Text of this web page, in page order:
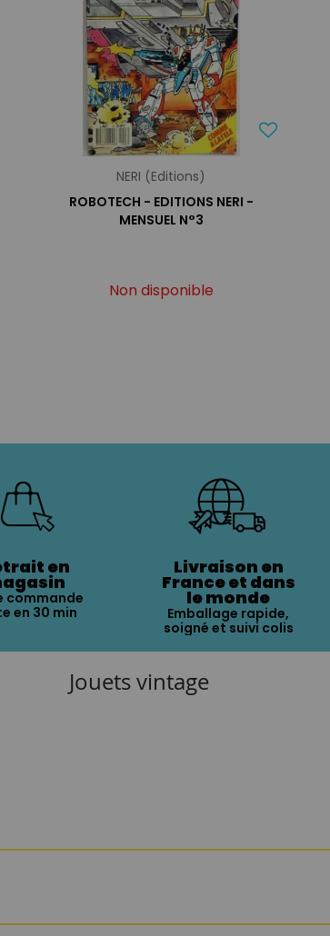
NERI (Editions)
ROBOTECH - EDITIONS NERI -
MENSUEL N°3
Non disponible
en
commande
en 30 min
Livraison en
France et dans
le monde
Emballage rapide,
soigné et suivi colis
Jouets vintage